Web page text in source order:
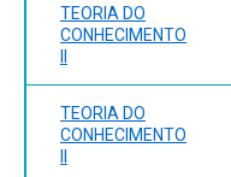
TEORIA DO
CONHECIMENTO
II
TEORIA DO
CONHECIMENTO
II